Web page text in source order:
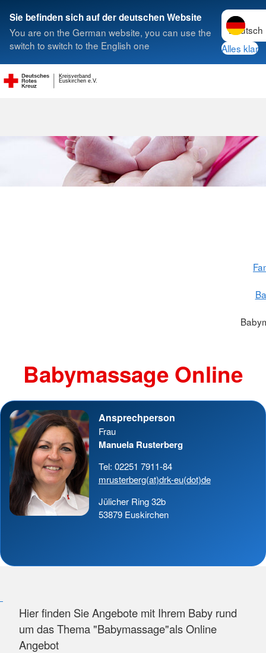
Sie befinden sich auf der deutschen Website
You are on the German website, you can use the
switch to switch to the English one
Sprache
Alles klar
Euskirchen e.V.
Kreisverband
Suche
Babymassage Online
Ansprechperson
Frau
Manuela Rusterberg
Tel: 02251 7911-84
mrusterberg(at)drk-eu(dot)de
Jülicher Ring 32b
53879 Euskirchen
Hier finden Sie Angebote mit Ihrem Baby rund
um das Thema "Babymassage"als Online
Angebot